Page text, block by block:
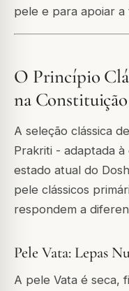
pele e para apoiar a
O Princípio
na Constituição
A seleção clássica
Prakriti - adaptada
estado atual do
pele clássicos
respondem a
Pele Vata: Lepas
A pele Vata é seca,